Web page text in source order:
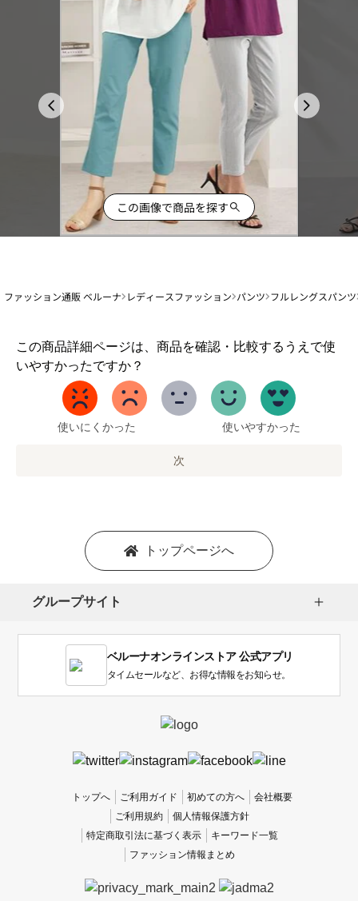
この画像で商品を探す
ファッション通販 ベルーナ レディースファッション パンツ フルレングスパンツ
この商品詳細ページは、商品を確認・比較するうえで使
いやすかったですか？
1
か
い
使いにくかった 使いやすかった
次
トップページへ
グループサイト
ベルーナオンラインストア 公式アプリ
タイムセールなど、お得な情報をお知らせ。
トップへ ご利用ガイド 初めての方へ
会社概要
ご利用規約
個人情報保護方針
特定商取引法に基づく表示
キーワード一覧
ファッション情報まとめ